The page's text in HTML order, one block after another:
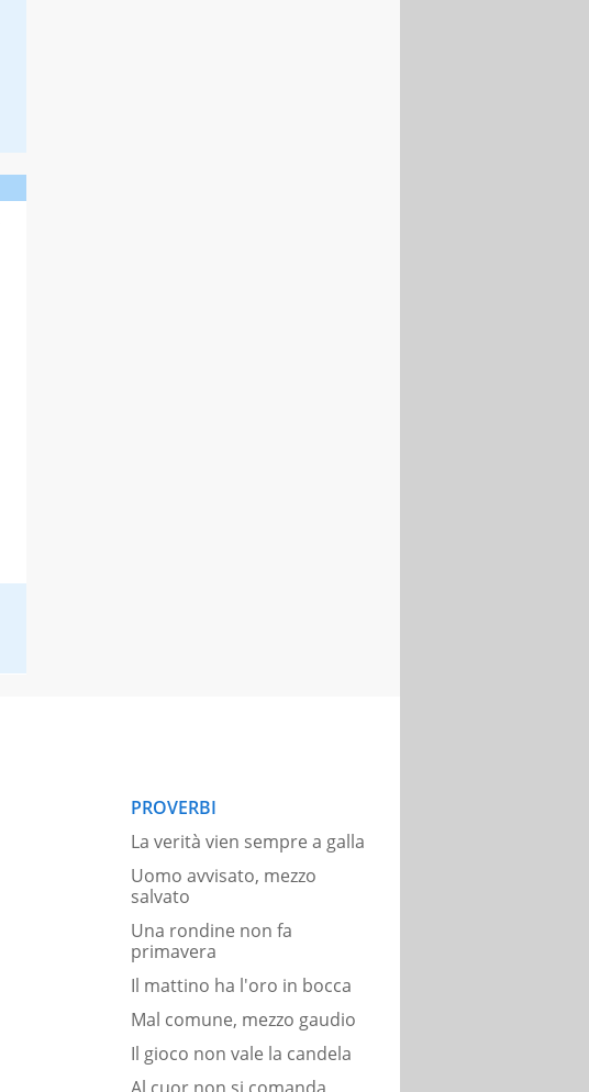
PROVERBI
La verità vien sempre a galla
Uomo avvisato, mezzo
salvato
Una rondine non fa
primavera
Il mattino ha l'oro in bocca
Mal comune, mezzo gaudio
Il gioco non vale la candela
Al cuor non si comanda